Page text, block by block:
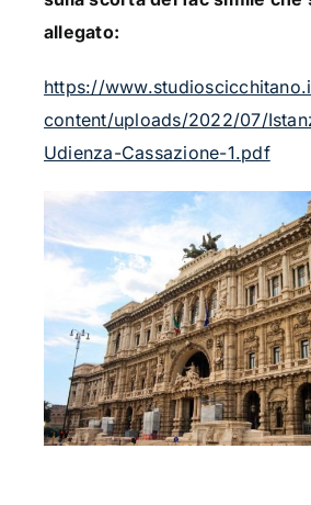
allegato:
https://
content/uploads/2022/07/
Udienza-Cassazione-1.pdf